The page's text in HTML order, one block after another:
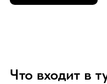
Что входит в